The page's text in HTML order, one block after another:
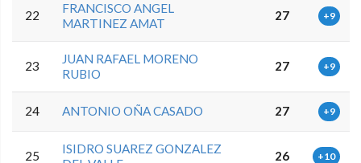
22
FRANCISCO ANGEL
MARTINEZ AMAT
27 +9
23
JUAN RAFAEL MORENO
RUBIO
27 +9
24 ANTONIO OÑA CASADO 27 +9
25
ISIDRO SUAREZ GONZALEZ
26 +10